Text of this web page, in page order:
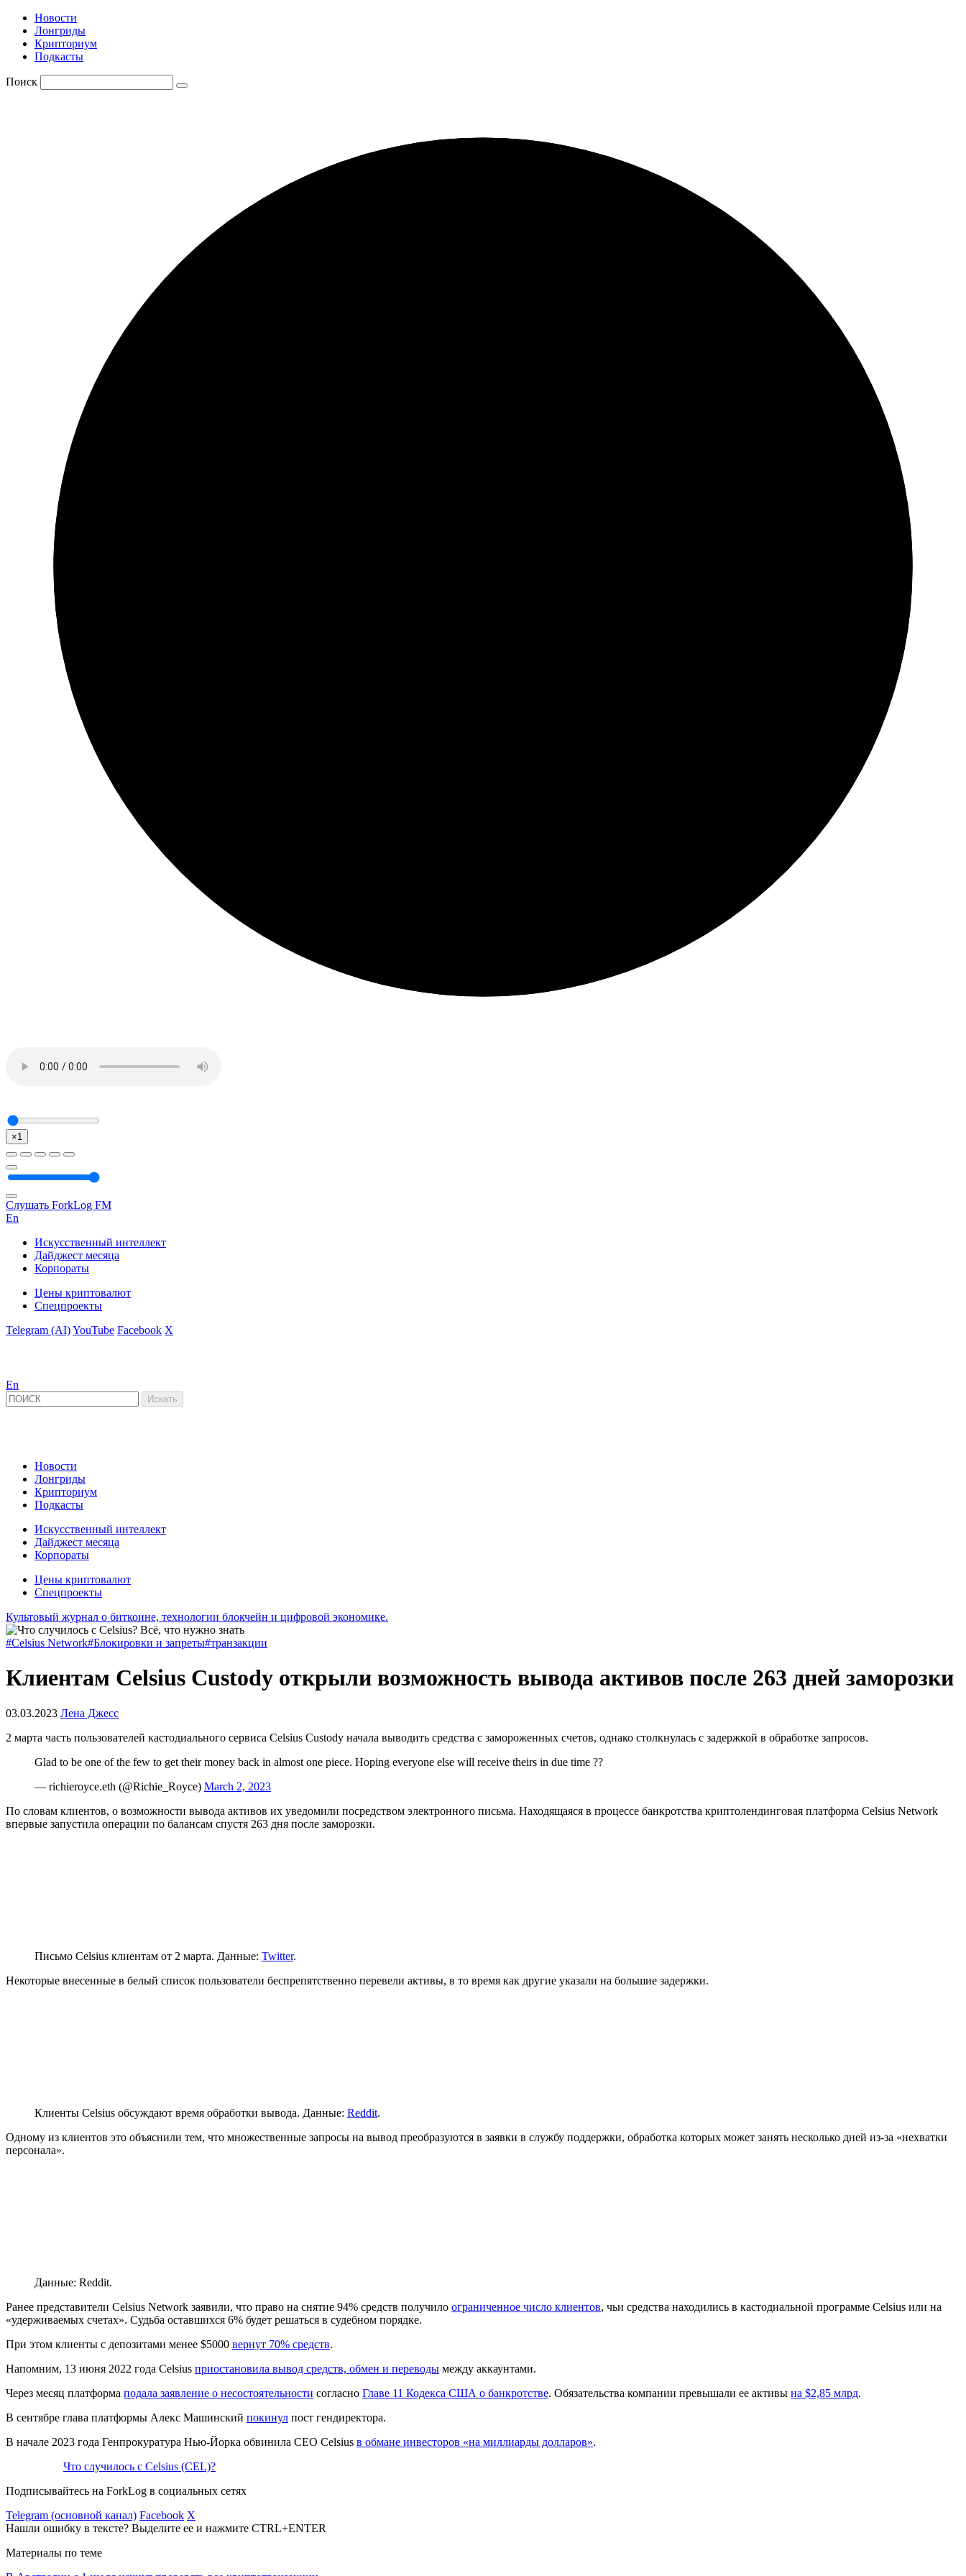
Новости
Лонгриды
Крипториум
Подкасты
Поиск
×1
Слушать ForkLog FM
En
Искусственный интеллект
Дайджест месяца
Корпораты
Цены криптовалют
Спецпроекты
Telegram (AI)YouTube Facebook X
En
Новости
Лонгриды
Крипториум
Подкасты
Искусственный интеллект
Дайджест месяца
Корпораты
Цены криптовалют
Спецпроекты
Культовый журнал о биткоине, технологии блокчейн и цифровой экономике.
#Celsius Network#Блокировки и запреты#транзакции
Клиентам Celsius Custody открыли возможность вывода активов после 263 дней заморозки
03.03.2023 Лена Джесс
2 марта часть пользователей кастодиального сервиса Celsius Custody начала выводить средства с замороженных счетов, однако столкнулась с задержкой в обработке запросов.
Glad to be one of the few to get their money back in almost one piece. Hoping everyone else will receive theirs in due time ??
— richieroyce.eth (@Richie_Royce) March 2, 2023
По словам клиентов, о возможности вывода активов их уведомили посредством электронного письма. Находящаяся в процессе банкротства криптолендинговая платформа Celsius Network
впервые запустила операции по балансам спустя 263 дня после заморозки.
Письмо Celsius клиентам от 2 марта. Данные: Twitter.
Некоторые внесенные в белый список пользователи беспрепятственно перевели активы, в то время как другие указали на большие задержки.
Клиенты Celsius обсуждают время обработки вывода. Данные: Reddit.
Одному из клиентов это объяснили тем, что множественные запросы на вывод преобразуются в заявки в службу поддержки, обработка которых может занять несколько дней из-за «нехватки
персонала».
Данные: Reddit.
Ранее представители Celsius Network заявили, что право на снятие 94% средств получило ограниченное число клиентов, чьи средства находились в кастодиальной программе Celsius или на
«удерживаемых счетах». Судьба оставшихся 6% будет решаться в судебном порядке.
При этом клиенты с депозитами менее $5000 вернут 70% средств.
Напомним, 13 июня 2022 года Celsius приостановила вывод средств, обмен и переводы между аккаунтами.
Через месяц платформа подала заявление о несостоятельности согласно Главе 11 Кодекса США о банкротстве. Обязательства компании превышали ее активы на $2,85 млрд.
В сентябре глава платформы Алекс Машинский покинул пост гендиректора.
В начале 2023 года Генпрокуратура Нью-Йорка обвинила CEO Celsius в обмане инвесторов «на миллиарды долларов».
Что случилось с Celsius (CEL)?
Подписывайтесь на ForkLog в социальных сетях
Telegram (основной канал) Facebook X
Нашли ошибку в тексте? Выделите ее и нажмите CTRL+ENTER
Материалы по теме